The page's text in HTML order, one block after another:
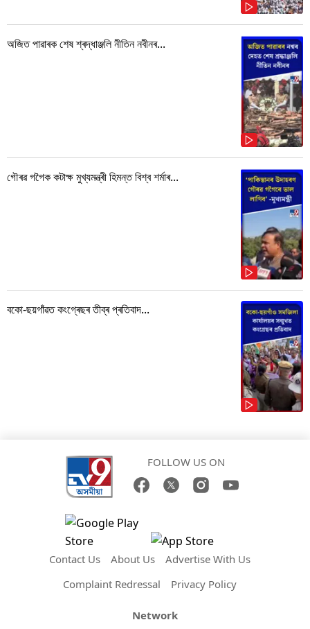
অজিত পাৱাৰক শেষ শ্ৰদ্ধাঞ্জলি নীতিন নবীনৰ...
গৌৰৱ গগৈক কটাক্ষ মুখ্যমন্ত্ৰী হিমন্ত বিশ্ব শৰ্মাৰ...
বকো-ছয়গাঁৱত কংগ্ৰেছৰ তীব্ৰ প্ৰতিবাদ...
FOLLOW US ON
Contact Us About Us
Advertise With Us
Complaint Redressal
Privacy Policy
Network